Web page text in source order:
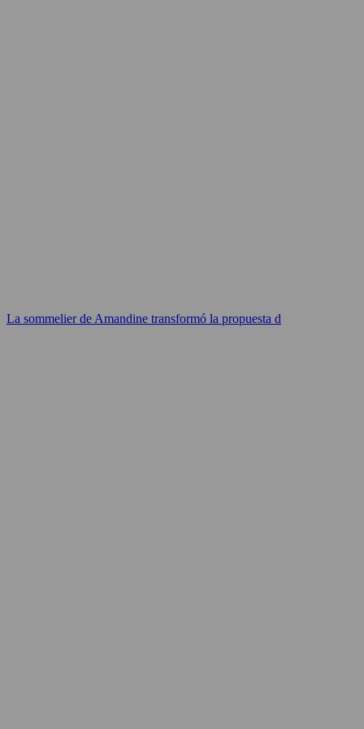
La sommelier de Amandine transformó la propuesta d